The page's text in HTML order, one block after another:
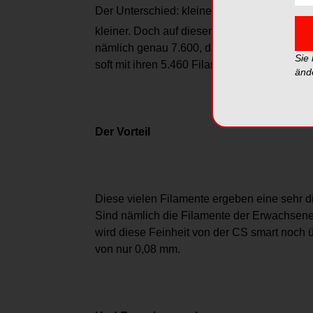
Der Unterschied: kleiner und handlicher,
kleiner. Doch auf diesem Bürstenkopf hat
nämlich genau 7.600, das sind über 2.000
soft mit ihren 5.460 Filamenten hat.
Der Vorteil
Diese vielen Filamente ergeben eine sehr
Sind nämlich die Filamente der
wird diese Feinheit von der CS smart noch
von nur 0,08 mm.
Sie